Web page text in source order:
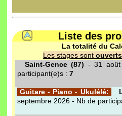
Liste des
La totalité du
Les stages sont
Saint-Gence (87) - 31
participant(e)s : 7
Guitare - Piano - Ukulélé:
septembre 2026 - Nb de